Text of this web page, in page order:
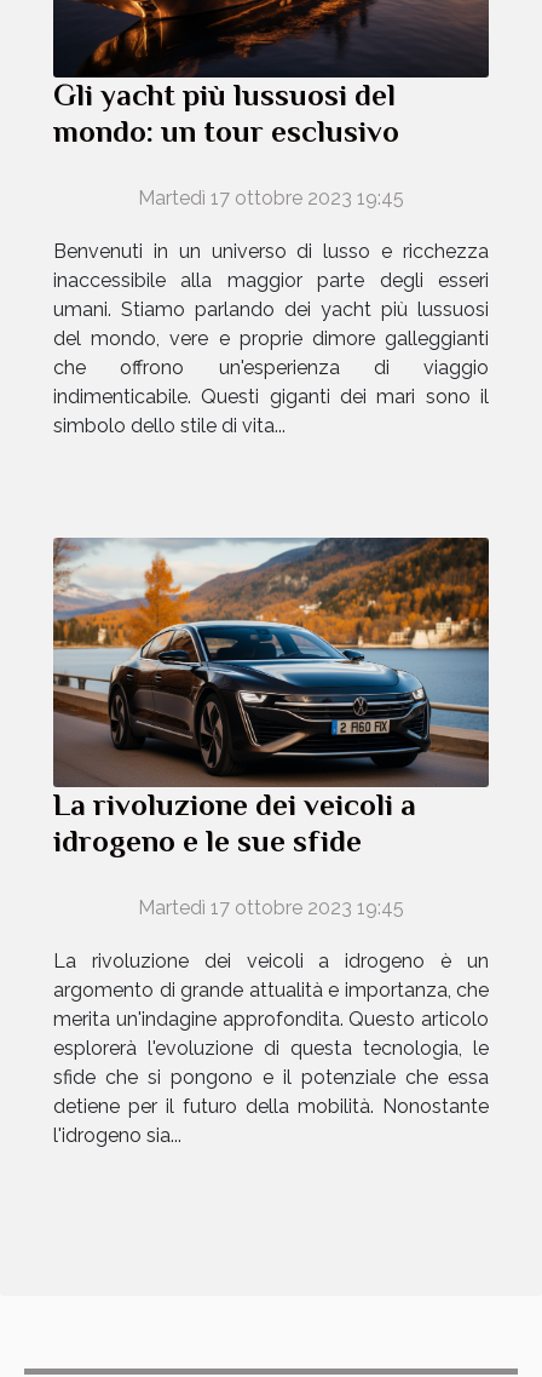
Gli yacht più lussuosi del
mondo: un tour esclusivo
Martedì 17 ottobre 2023 19:45
Benvenuti in un universo di lusso e ricchezza
inaccessibile alla maggior parte degli esseri
umani. Stiamo parlando dei yacht più lussuosi
del mondo, vere e proprie dimore galleggianti
che offrono un'esperienza di viaggio
indimenticabile. Questi giganti dei mari sono il
simbolo dello stile di vita...
La rivoluzione dei veicoli a
idrogeno e le sue sfide
Martedì 17 ottobre 2023 19:45
La rivoluzione dei veicoli a idrogeno è un
argomento di grande attualità e importanza, che
merita un'indagine approfondita. Questo articolo
esplorerà l'evoluzione di questa tecnologia, le
sfide che si pongono e il potenziale che essa
detiene per il futuro della mobilità. Nonostante
l'idrogeno sia...